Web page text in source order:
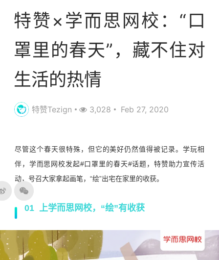
特赞×学而思网校：“口
罩里的春天”，藏不住对
生活的热情
特赞Tezign 3,028 Feb 27, 2020
尽管这个春天很特殊，但它的美好仍然值得被记录。学玩相
伴，学而思网校发起#口罩里的春天#话题，特赞助力宣传活
动，号召大家拿起画笔，“绘”出宅在家里的收获。
01 上学而思网校，“绘”有收获